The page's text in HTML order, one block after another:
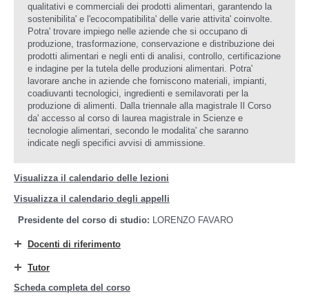
qualitativi e commerciali dei prodotti alimentari, garantendo la
sostenibilita' e l'ecocompatibilita' delle varie attivita' coinvolte.
Potra' trovare impiego nelle aziende che si occupano di
produzione, trasformazione, conservazione e distribuzione dei
prodotti alimentari e negli enti di analisi, controllo, certificazione
e indagine per la tutela delle produzioni alimentari. Potra'
lavorare anche in aziende che forniscono materiali, impianti,
coadiuvanti tecnologici, ingredienti e semilavorati per la
produzione di alimenti. Dalla triennale alla magistrale Il Corso
da' accesso al corso di laurea magistrale in Scienze e
tecnologie alimentari, secondo le modalita' che saranno
indicate negli specifici avvisi di ammissione.
Visualizza il calendario delle lezioni
Visualizza il calendario degli appelli
Presidente del corso di studio: LORENZO FAVARO
Docenti di riferimento
Tutor
Scheda completa del corso